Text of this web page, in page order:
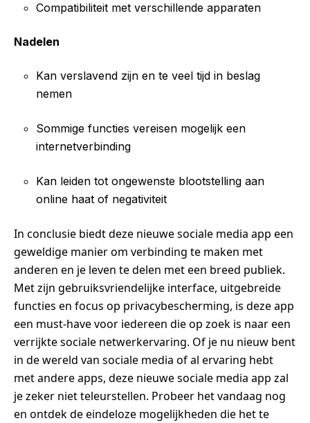
Compatibiliteit met verschillende apparaten
Nadelen
Kan verslavend zijn en te veel tijd in beslag
nemen
Sommige functies vereisen mogelijk een
internetverbinding
Kan leiden tot ongewenste blootstelling aan
online haat of negativiteit
In conclusie biedt deze nieuwe sociale media app een
geweldige manier om verbinding te maken met
anderen en je leven te delen met een breed publiek.
Met zijn gebruiksvriendelijke interface, uitgebreide
functies en focus op privacybescherming, is deze app
een must-have voor iedereen die op zoek is naar een
verrijkte sociale netwerkervaring. Of je nu nieuw bent
in de wereld van sociale media of al ervaring hebt
met andere apps, deze nieuwe sociale media app zal
je zeker niet teleurstellen. Probeer het vandaag nog
en ontdek de eindeloze mogelijkheden die het te